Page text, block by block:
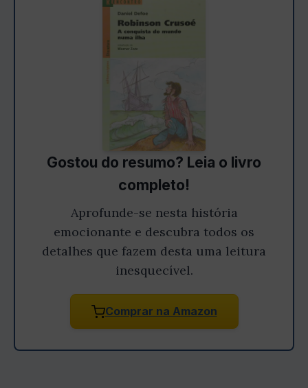
Gostou do resumo? Leia o livro
completo!
Aprofunde-se nesta história
emocionante e descubra todos os
detalhes que fazem desta uma leitura
inesquecível.
Comprar na Amazon